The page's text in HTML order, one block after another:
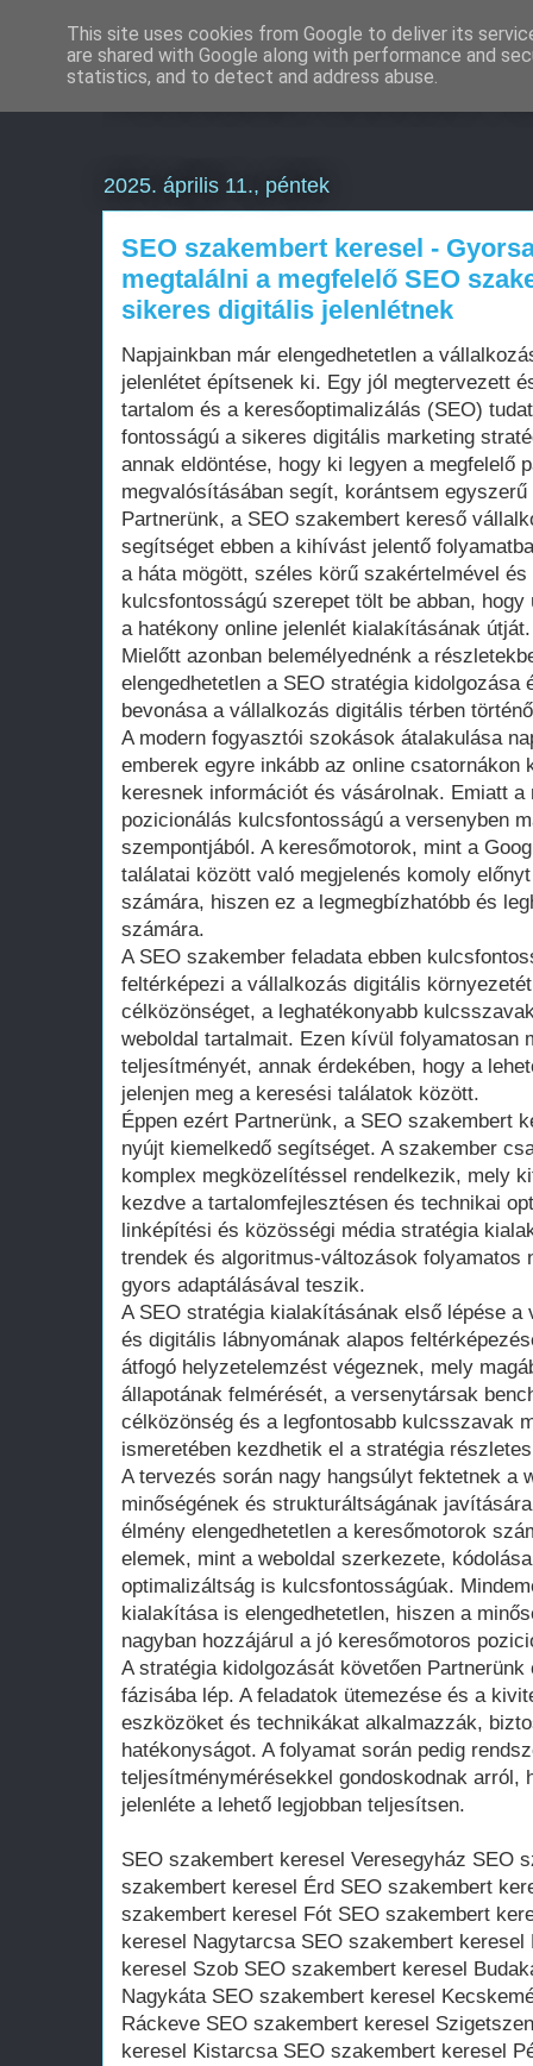
Weboldal készítés
2025. április 11., péntek
SEO szakembert keresel -
megtalálni a megfelelő SEO
sikeres digitális jelenlétnek
Napjainkban már elengedhetetlen a
jelenlétet építsenek ki. Egy jól megtervezett
tartalom és a keresőoptimalizálás (SEO)
fontosságú a sikeres digitális marketing
annak eldöntése, hogy ki legyen a megfelelő
megvalósításában segít, korántsem egyszerű
Partnerünk, a SEO szakembert kereső
segítséget ebben a kihívást jelentő
a háta mögött, széles körű szakértelmével
kulcsfontosságú szerepet tölt be abban,
a hatékony online jelenlét kialakításának útját.
Mielőtt azonban belemélyednénk a
elengedhetetlen a SEO stratégia kidolgozása
bevonása a vállalkozás digitális térben
A modern fogyasztói szokások átalakulása
emberek egyre inkább az online csatornákon
keresnek információt és vásárolnak. Emiatt a
pozicionálás kulcsfontosságú a versenyben
szempontjából. A keresőmotorok, mint a
találatai között való megjelenés komoly
számára, hiszen ez a legmegbízhatóbb és
számára.
A SEO szakember feladata ebben
feltérképezi a vállalkozás digitális
célközönséget, a leghatékonyabb
weboldal tartalmait. Ezen kívül folyamatosan
teljesítményét, annak érdekében, hogy a
jelenjen meg a keresési találatok között.
Éppen ezért Partnerünk, a SEO szakembert
nyújt kiemelkedő segítséget. A szakember
komplex megközelítéssel rendelkezik, mely
kezdve a tartalomfejlesztésen és technikai
linképítési és közösségi média stratégia
trendek és algoritmus-változások folyamatos
gyors adaptálásával teszik.
A SEO stratégia kialakításának első lépése a
és digitális lábnyomának alapos
átfogó helyzetelemzést végeznek, mely
állapotának felmérését, a versenytársak
célközönség és a legfontosabb kulcsszavak
ismeretében kezdhetik el a stratégia
A tervezés során nagy hangsúlyt fektetnek a
minőségének és strukturáltságának
élmény elengedhetetlen a keresőmotorok
elemek, mint a weboldal szerkezete,
optimalizáltság is kulcsfontosságúak.
kialakítása is elengedhetetlen, hiszen a
nagyban hozzájárul a jó keresőmotoros
A stratégia kidolgozását követően
fázisába lép. A feladatok ütemezése és a
eszközöket és technikákat alkalmazzák,
hatékonyságot. A folyamat során pedig
teljesítménymérésekkel gondoskodnak arról,
jelenléte a lehető legjobban teljesítsen.
SEO szakembert keresel Veresegyház SEO
szakembert keresel Érd SEO szakembert
szakembert keresel Fót SEO szakembert
keresel Nagytarcsa SEO szakembert
keresel Szob SEO szakembert keresel
Nagykáta SEO szakembert keresel
Ráckeve SEO szakembert keresel
keresel Kistarcsa SEO szakembert keresel
This site uses cookies from Google to deliver its
are shared with Google along with performance and
statistics, and to detect and address abuse.